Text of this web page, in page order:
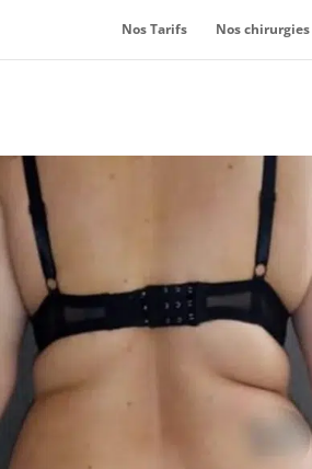
Nos Tarifs Nos chirurgies